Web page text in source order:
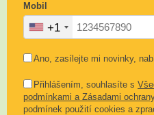
Mobil
+1
Ano, zasílejte mi novinky,
Přihlášením, souhlasíte s
podmínkami a Zásadami
podmínek použití cookies a